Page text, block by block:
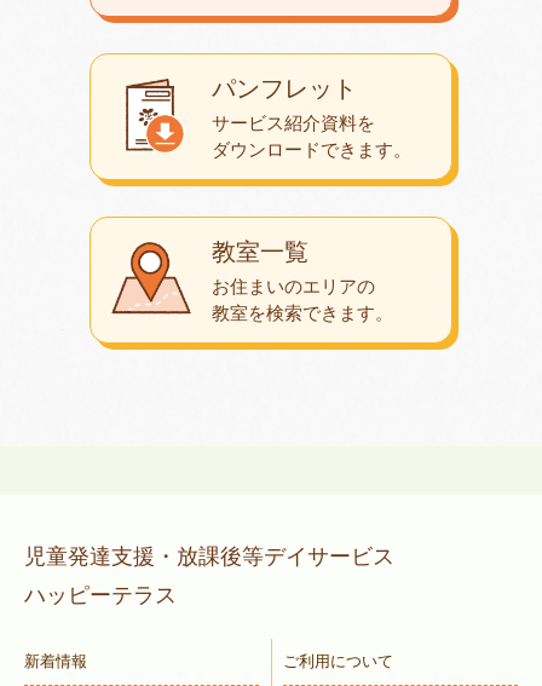
教室一覧
お住まいのエリアの
教室を検索できます。
パンフレット
サービス紹介資料を
ダウンロードできます。
児童発達支援・放課後等デイサービス
ハッピーテラス
新着情報 ご利用について